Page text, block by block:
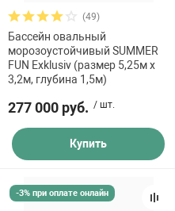
(49)
Бассейн овальный
морозоустойчивый SUMMER
FUN Exklusiv (размер 5,25м х
3,2м, глубина 1,5м)
277 000 руб. / шт.
Купить
-3% при оплате онлайн